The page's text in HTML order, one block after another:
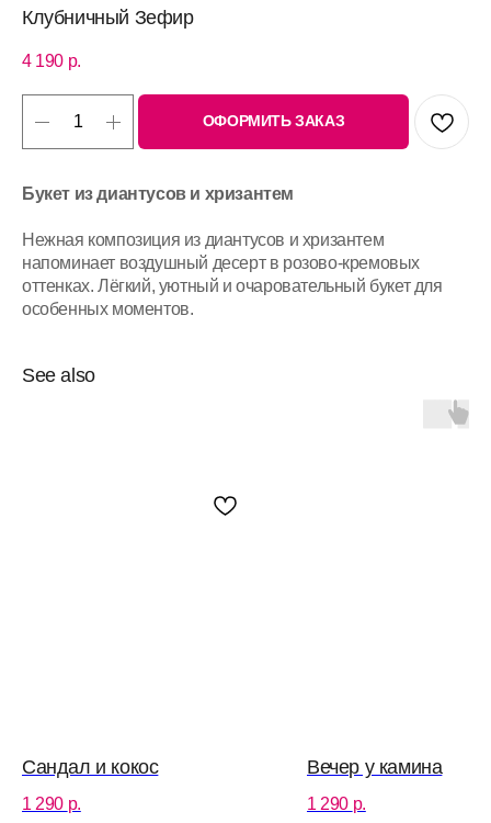
Клубничный Зефир
4 190 р.
ОФОРМИТЬ ЗАКАЗ
Букет из диантусов и хризантем
Нежная композиция из диантусов и хризантем
напоминает воздушный десерт в розово-кремовых
оттенках. Лёгкий, уютный и очаровательный букет для
особенных моментов.
See also
Сандал и кокос
1 290 р.
Вечер у камина
1 290 р.